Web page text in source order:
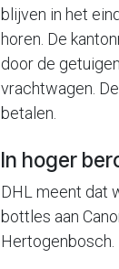
blijven in het
horen. De
door de
vrachtwagen.
betalen.
In hoger
DHL meent dat
bottles aan
Hertogenbosch.